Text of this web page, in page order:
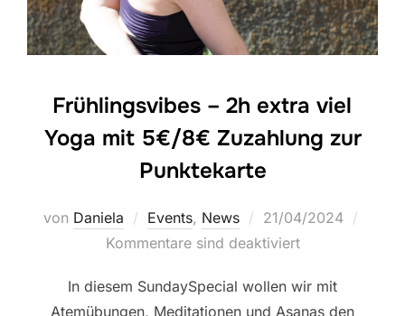
Frühlingsvibes – 2h extra viel
Yoga mit 5€/8€ Zuzahlung zur
Punktekarte
von Daniela Events, News
Veröffentlicht
am
21/04/2024
Kommentare sind deaktiviert
In diesem SundaySpecial wollen wir mit
Atemübungen, Meditationen und Asanas den